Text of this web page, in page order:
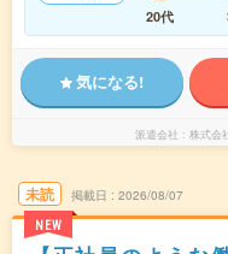
20代
気になる!
派遣会社 株式会
未読
NEW
掲載日 2026/08/07